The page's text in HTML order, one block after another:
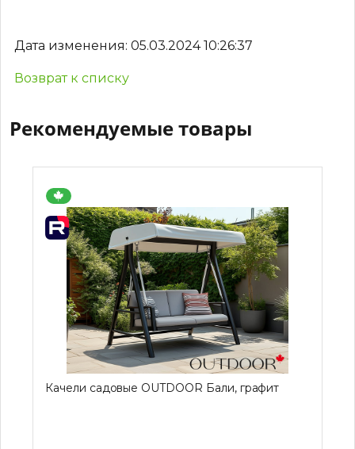
Дата изменения: 05.03.2024 10:26:37
Возврат к списку
Рекомендуемые товары
Качели садовые OUTDOOR Бали, графит